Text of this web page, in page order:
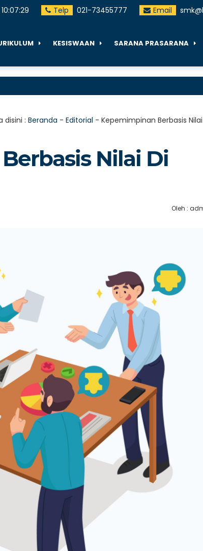
10:07:30 Telp 021-73455777 Email
KESISWAAN SARANA PRASARANA
disini : Beranda - Editorial - Kepemimpinan Berbasis
Nilai Di
Oleh :